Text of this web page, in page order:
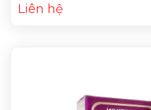
Liên hệ